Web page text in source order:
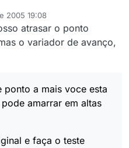
2005 19:08
atrasar o ponto
o variador de avanço,
a mais voce esta
amarrar em altas
e faça o teste